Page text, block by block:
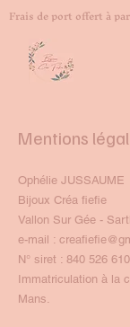
Frais de port offert à
Mentions
Ophélie JUSSAUME
Bijoux Créa fiefie
Vallon Sur Gée -
e-mail :
N° siret : 840 526
Immatriculation à la
Mans.